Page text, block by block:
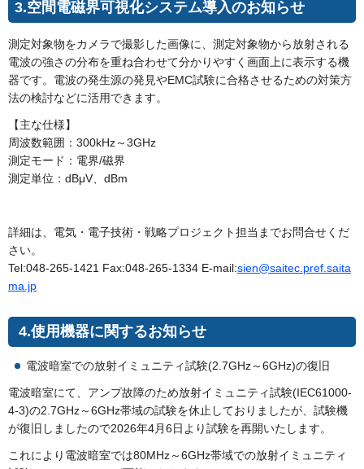
3.空間電磁界可視化システム導入のお知らせ
測定対象物をカメラで撮影した画像に、測定対象物から放射される
電波の強さの分布を重ね合わせて分かりやすく画面上に表示する機
器です。電波の発生源の発見やEMC試験に合格させるための対策方
法の検討などに活用できます。
【主な仕様】
周波数範囲：300kHz～3GHz
測定モード：電界/磁界
測定単位：dBμV、dBm
詳細は、電気・電子技術・戦略プロジェクト担当までお問合せくだ
さい。
Tel:048-265-1421 Fax:048-265-1334 E-mail:sien@saitec.pref.saita
ma.jp
4.使用機器に関するお知らせ
電波暗室での放射イミュニティ試験(2.7GHz～6GHz)の復旧
電波暗室にて、アンプ故障のため放射イミュニティ試験(IEC61000-
4-3)の2.7GHz～6GHz帯域の試験を休止しておりましたが、試験機
が復旧しましたので2026年4月6日より試験を再開いたします。
これにより電波暗室では80MHz～6GHz帯域での放射イミュニティ